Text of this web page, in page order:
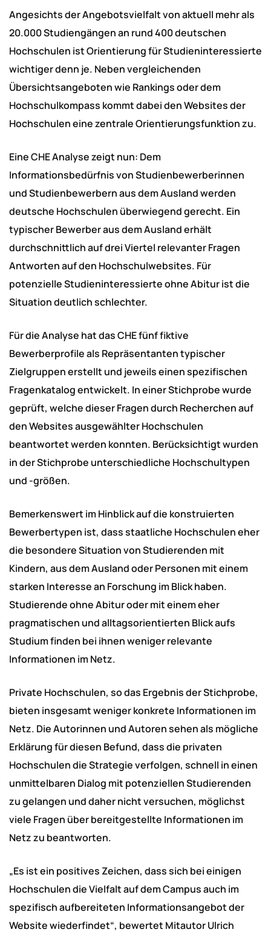
Angesichts der Angebotsvielfalt von aktuell mehr als
20.000 Studiengängen an rund 400 deutschen
Hochschulen ist Orientierung für Studieninteressierte
wichtiger denn je. Neben vergleichenden
Übersichtsangeboten wie Rankings oder dem
Hochschulkompass kommt dabei den Websites der
Hochschulen eine zentrale Orientierungsfunktion zu.
Eine CHE Analyse zeigt nun: Dem
Informationsbedürfnis von Studienbewerberinnen
und Studienbewerbern aus dem Ausland werden
deutsche Hochschulen überwiegend gerecht. Ein
typischer Bewerber aus dem Ausland erhält
durchschnittlich auf drei Viertel relevanter Fragen
Antworten auf den Hochschulwebsites. Für
potenzielle Studieninteressierte ohne Abitur ist die
Situation deutlich schlechter.
Für die Analyse hat das CHE fünf fiktive
Bewerberprofile als Repräsentanten typischer
Zielgruppen erstellt und jeweils einen spezifischen
Fragenkatalog entwickelt. In einer Stichprobe wurde
geprüft, welche dieser Fragen durch Recherchen auf
den Websites ausgewählter Hochschulen
beantwortet werden konnten. Berücksichtigt wurden
in der Stichprobe unterschiedliche Hochschultypen
und -größen.
Bemerkenswert im Hinblick auf die konstruierten
Bewerbertypen ist, dass staatliche Hochschulen eher
die besondere Situation von Studierenden mit
Kindern, aus dem Ausland oder Personen mit einem
starken Interesse an Forschung im Blick haben.
Studierende ohne Abitur oder mit einem eher
pragmatischen und alltagsorientierten Blick aufs
Studium finden bei ihnen weniger relevante
Informationen im Netz.
Private Hochschulen, so das Ergebnis der Stichprobe,
bieten insgesamt weniger konkrete Informationen im
Netz. Die Autorinnen und Autoren sehen als mögliche
Erklärung für diesen Befund, dass die privaten
Hochschulen die Strategie verfolgen, schnell in einen
unmittelbaren Dialog mit potenziellen Studierenden
zu gelangen und daher nicht versuchen, möglichst
viele Fragen über bereitgestellte Informationen im
Netz zu beantworten.
„Es ist ein positives Zeichen, dass sich bei einigen
Hochschulen die Vielfalt auf dem Campus auch im
spezifisch aufbereiteten Informationsangebot der
Website wiederfindet“, bewertet Mitautor Ulrich